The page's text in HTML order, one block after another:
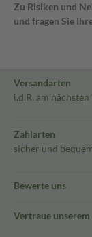
Zu Risiken und
und fragen Sie
Versandarten
i.d.R. am
Zahlarten
sicher und
Bewerte uns
Vertraue